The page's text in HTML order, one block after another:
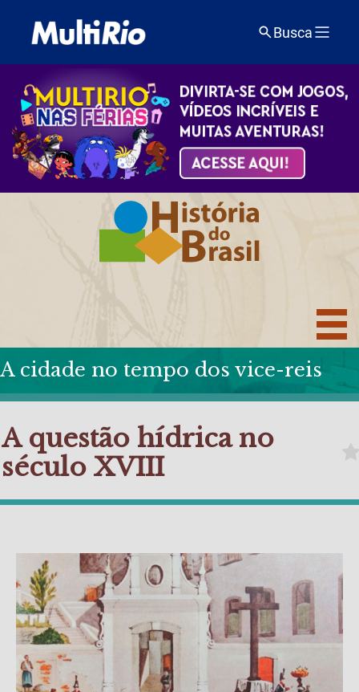
Busca
A cidade no tempo dos vice-reis
A questão hídrica no
século XVIII